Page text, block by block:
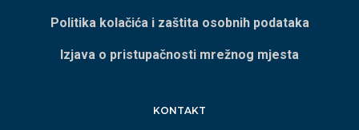
Politika kolačića i zaštita osobnih podataka
Izjava o pristupačnosti mrežnog mjesta
KONTAKT